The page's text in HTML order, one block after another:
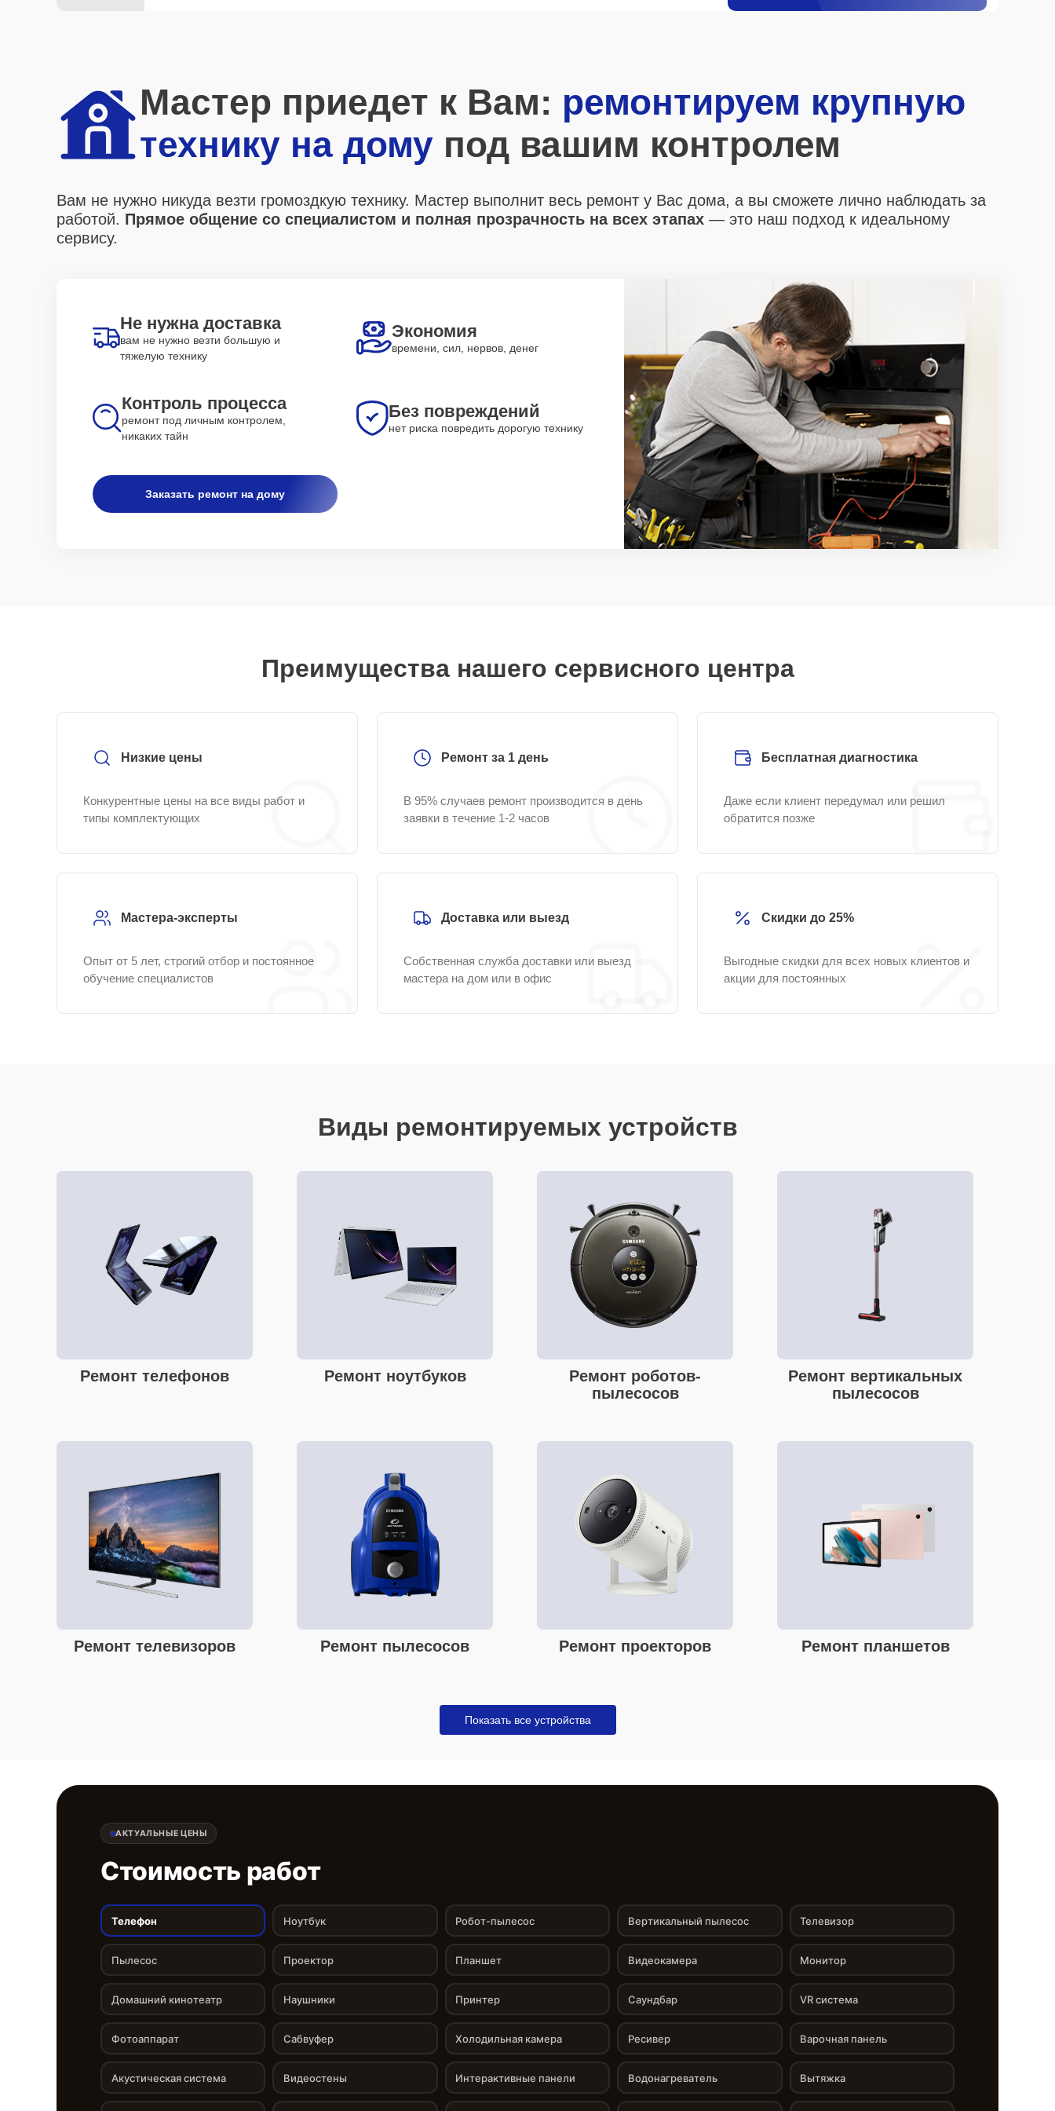
Мастер приедет к Вам: ремонтируем крупную
технику на дому под вашим контролем
Вам не нужно никуда везти громоздкую технику. Мастер выполнит весь ремонт у Вас дома, а вы сможете лично наблюдать за
работой. Прямое общение со специалистом и полная прозрачность на всех этапах — это наш подход к идеальному
сервису.
Не нужна доставка
вам не нужно везти большую и
тяжелую технику
Экономия
времени, сил, нервов, денег
Контроль процесса
ремонт под личным контролем,
никаких тайн
Без повреждений
нет риска повредить дорогую технику
Заказать ремонт на дому
Преимущества нашего сервисного центра
Низкие цены
Конкурентные цены на все виды работ и
типы комплектующих
Ремонт за 1 день
В 95% случаев ремонт производится в день
заявки в течение 1-2 часов
Бесплатная диагностика
Даже если клиент передумал или решил
обратится позже
Мастера-эксперты
Опыт от 5 лет, строгий отбор и постоянное
обучение специалистов
Доставка или выезд
Собственная служба доставки или выезд
мастера на дом или в офис
Скидки до 25%
Выгодные скидки для всех новых клиентов и
акции для постоянных
Виды ремонтируемых устройств
Ремонт телефонов Ремонт ноутбуков
Ремонт роботов-
пылесосов
Ремонт вертикальных
пылесосов
Ремонт телевизоров Ремонт пылесосов Ремонт проекторов Ремонт планшетов
Показать все устройства
АКТУАЛЬНЫЕ ЦЕНЫ
Стоимость работ
Телефон Ноутбук Робот-пылесос Вертикальный пылесос Телевизор
Пылесос Проектор Планшет Видеокамера Монитор
Домашний кинотеатр Наушники Принтер Саундбар VR система
Фотоаппарат Сабвуфер Холодильная камера Ресивер Варочная панель
Акустическая система Видеостены Интерактивные панели Водонагреватель Вытяжка